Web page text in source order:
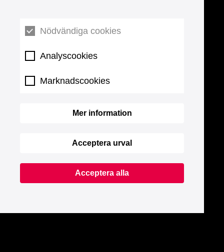
Nödvändiga cookies
Analyscookies
Marknadscookies
Mer information
Acceptera urval
Acceptera alla